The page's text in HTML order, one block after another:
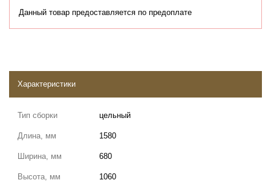
Данный товар предоставляется по предоплате
Характеристики
Тип сборки цельный
Длина, мм 1580
Ширина, мм 680
Высота, мм 1060